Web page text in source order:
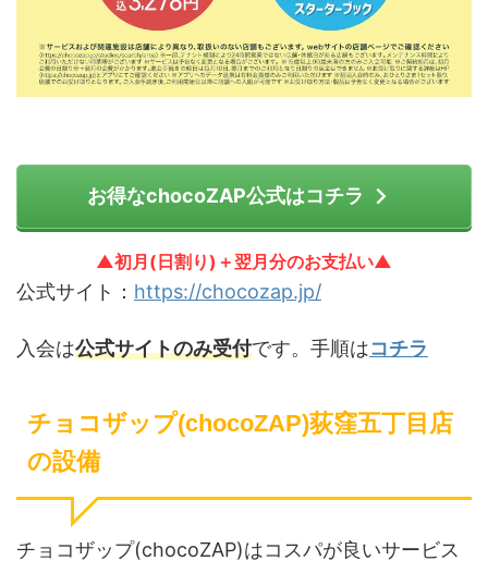
お得なchocoZAP公式はコチラ
▲初月(日割り)＋翌月分のお支払い▲
公式サイト： https://chocozap.jp/
入会は公式サイトのみ受付です。手順はコチラ
チョコザップ(chocoZAP)荻窪五丁目店
の設備
チョコザップ(chocoZAP)はコスパが良いサービス